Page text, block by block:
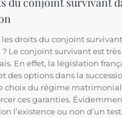
les droits du conjoint
? Le conjoint survivant est
En effet, la législation
des options dans la
choix du régime
ces garanties.
l’existence ou non d’un